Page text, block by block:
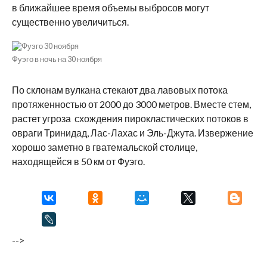
в ближайшее время объемы выбросов могут
существенно увеличиться.
Фуэго в ночь на 30 ноября
По склонам вулкана стекают два лавовых потока
протяженностью от 2000 до 3000 метров. Вместе стем,
растет угроза схождения пирокластических потоков в
овраги Тринидад, Лас-Лахас и Эль-Джута. Извержение
хорошо заметно в гватемальской столице,
находящейся в 50 км от Фуэго.
-->